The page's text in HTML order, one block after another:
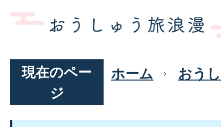
現在のペー
ジ
ホーム おう